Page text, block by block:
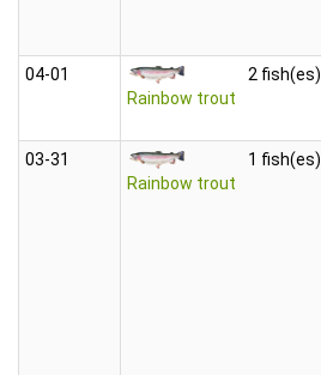
04‑01
Rainbow trout
2 fish(es)
03‑31
Rainbow trout
1 fish(es)